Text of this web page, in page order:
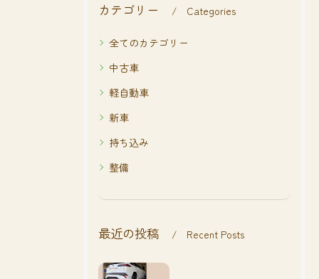
カテゴリー Categories
全てのカテゴリー
中古車
軽自動車
新車
持ち込み
整備
最近の投稿 Recent Posts